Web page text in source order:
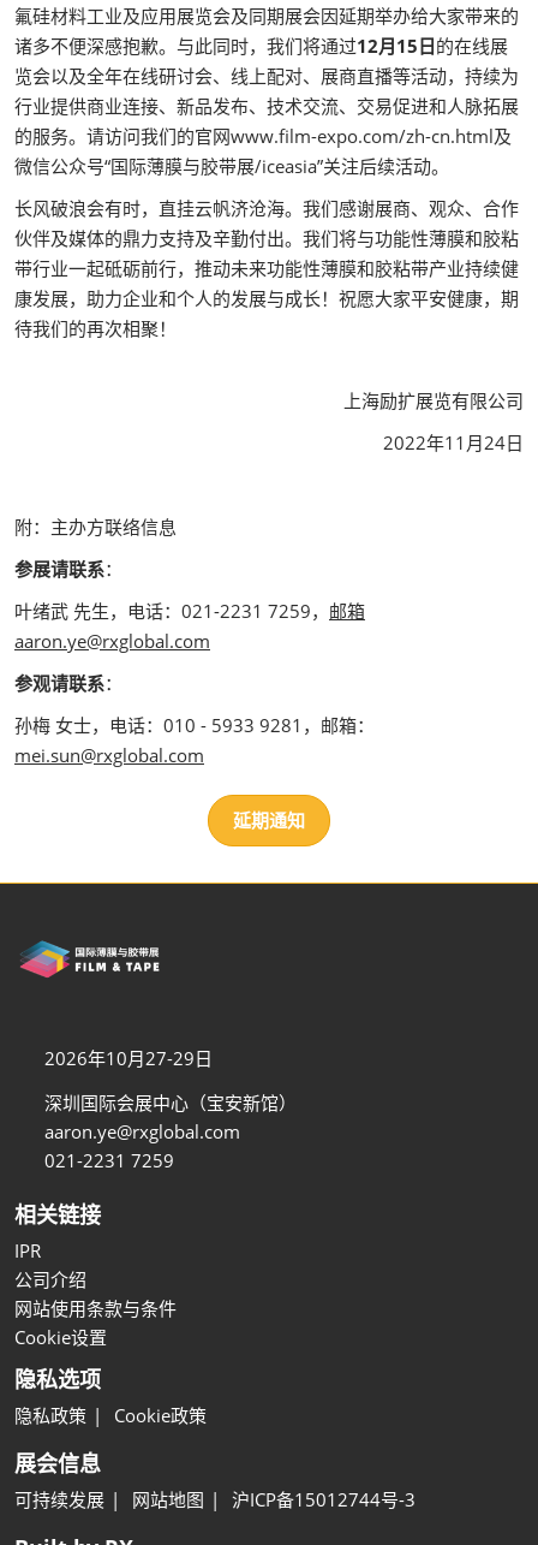
氟硅材料工业及应用展览会及同期展会因延期举办给大家带来的
诸多不便深感抱歉。与此同时，我们将通过12月15日的在线展
览会以及全年在线研讨会、线上配对、展商直播等活动，持续为
行业提供商业连接、新品发布、技术交流、交易促进和人脉拓展
的服务。请访问我们的官网www.film-expo.com/zh-cn.html及
微信公众号“国际薄膜与胶带展/iceasia”关注后续活动。
长风破浪会有时，直挂云帆济沧海。我们感谢展商、观众、合作
伙伴及媒体的鼎力支持及辛勤付出。我们将与功能性薄膜和胶粘
带行业一起砥砺前行，推动未来功能性薄膜和胶粘带产业持续健
康发展，助力企业和个人的发展与成长！祝愿大家平安健康，期
待我们的再次相聚！
上海励扩展览有限公司
2022年11月24日
附：主办方联络信息
参展请联系：
叶绪武 先生，电话：021-2231 7259， 邮箱
aaron.ye@rxglobal.com
参观请联系：
孙梅 女士，电话：010 - 5933 9281，邮箱：
mei.sun@rxglobal.com
延期通知
2026年10月27-29日
深圳国际会展中心（宝安新馆）
aaron.ye@rxglobal.com
021-2231 7259
相关链接
IPR
公司介绍
网站使用条款与条件
Cookie设置
隐私选项
隐私政策 Cookie政策
展会信息
可持续发展 网站地图 沪ICP备15012744号-3